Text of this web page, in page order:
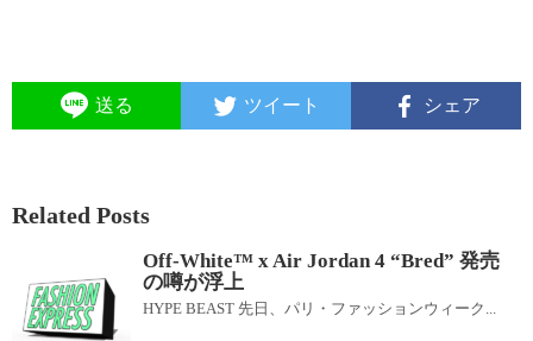
送る ツイート シェア
Related Posts
Off-White™ x Air Jordan 4 “Bred” 発売
の噂が浮上
HYPE BEAST 先日、パリ・ファッションウィーク...